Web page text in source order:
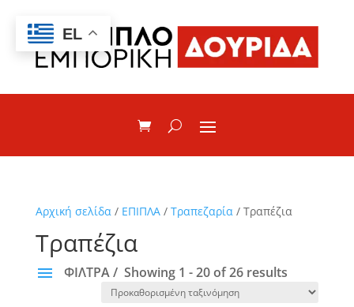
Αρχική σελίδα/ ΕΠΙΠΛΑ/ Τραπεζαρία/ Τραπέζια
Τραπέζια
ΦΙΛΤΡΑ Showing 1 - 20 of 26 results
EL